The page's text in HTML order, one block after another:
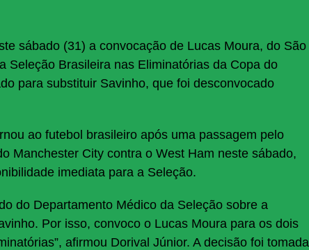
sábado (31) a convocação de Lucas Moura, do São
Seleção Brasileira nas Eliminatórias da Copa do
para substituir Savinho, que foi desconvocado
ao futebol brasileiro após uma passagem pelo
Manchester City contra o West Ham neste sábado,
imediata para a Seleção.
do Departamento Médico da Seleção sobre a
Por isso, convoco o Lucas Moura para os dois
afirmou Dorival Júnior. A decisão foi tomada